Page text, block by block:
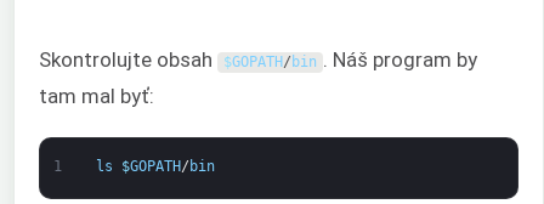
Skontrolujte obsah $GOPATH/ bin . Náš program by
tam mal byť:
1 ls $GOPATH/ bin